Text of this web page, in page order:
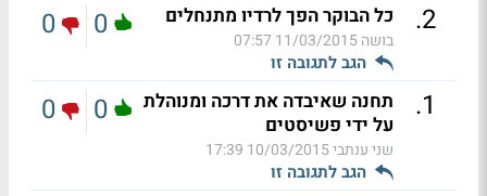
2
. כל הבוקר הפך לרדיו מתנחלים
בושה11/03/2015 07:57
הגב לתגובה זו
0
0
1
.
תחנה שאיבדה את דרכה ומנוהלת
על ידי פשיסטים
שני ענתבי10/03/2015 17:39
הגב לתגובה זו
0
0